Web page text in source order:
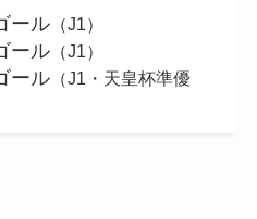
ール（J1）
ール（J1）
ール（J1・天皇杯準優